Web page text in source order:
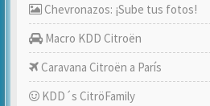
Chevronazos: ¡Sube tus fotos!
Macro KDD Citroën
Caravana Citroën a París
KDD´s CitröFamily